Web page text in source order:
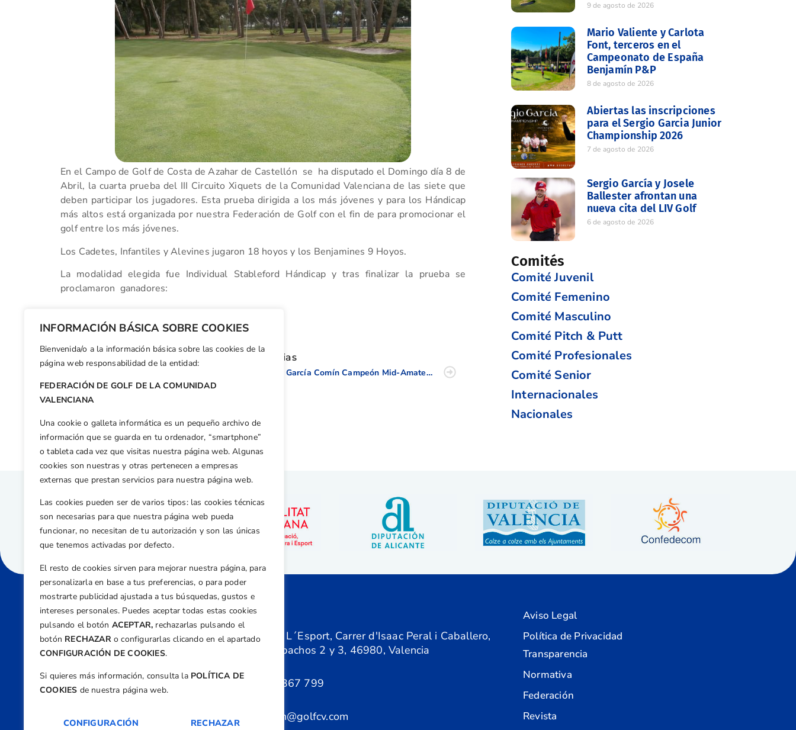
INFORMACIÓN BÁSICA SOBRE COOKIES
Bienvenida/o a la información básica sobre las cookies de la
página web responsabilidad de la entidad:
FEDERACIÓN DE GOLF DE LA COMUNIDAD
VALENCIANA
Una cookie o galleta informática es un pequeño archivo de
información que se guarda en tu ordenador, “smartphone”
o tableta cada vez que visitas nuestra página web. Algunas
cookies son nuestras y otras pertenecen a empresas
externas que prestan servicios para nuestra página web.
Las cookies pueden ser de varios tipos: las cookies técnicas
son necesarias para que nuestra página web pueda
funcionar, no necesitan de tu autorización y son las únicas
que tenemos activadas por defecto.
El resto de cookies sirven para mejorar nuestra página, para
personalizarla en base a tus preferencias, o para poder
mostrarte publicidad ajustada a tus búsquedas, gustos e
intereses personales. Puedes aceptar todas estas cookies
pulsando el botón ACEPTAR, rechazarlas pulsando el
botón RECHAZARo configurarlas clicando en el apartado
CONFIGURACIÓN DE COOKIES.
Si quieres más información, consulta la POLÍTICA DE
COOKIES de nuestra página web.
CONFIGURACIÓN RECHAZAR
En el Campo de Golf de Costa de Azahar de Castellón se ha disputado el Domingo día 8 de
Abril, la cuarta prueba del III Circuito Xiquets de la Comunidad Valenciana de las siete que
deben participar los jugadores. Esta prueba dirigida a los más jóvenes y para los Hándicap
más altos está organizada por nuestra Federación de Golf con el fin de para promocionar el
golf entre los más jóvenes.
Los Cadetes, Infantiles y Alevines jugaron 18 hoyos y los Benjamines 9 Hoyos.
La modalidad elegida fue Individual Stableford Hándicap y tras finalizar la prueba se
proclamaron ganadores:
Facebook
X WhatsApp
LinkedIn
EmailCompartir
Otras noticias
Jorge García Comín Campeón Mid-Amateur de la C.V. 2018
9 de agosto de 2026
Mario Valiente y Carlota
Font, terceros en el
Campeonato de España
Benjamín P&P
8 de agosto de 2026
Abiertas las inscripciones
para el Sergio Garcia Junior
Championship 2026
7 de agosto de 2026
Sergio García y Josele
Ballester afrontan una
nueva cita del LIV Golf
6 de agosto de 2026
Comités
Comité Juvenil
Comité Femenino
Comité Masculino
Comité Pitch & Putt
Comité Profesionales
Comité Senior
Internacionales
Nacionales
Dirección
Centre de L´Esport, Carrer d'Isaac Peral i Caballero,
Nº 5, Despachos 2 y 3, 46980, Valencia
+34 961 367 799
federacion@golfcv.com
Aviso Legal
Política de Privacidad
Transparencia
Normativa
Federación
Revista